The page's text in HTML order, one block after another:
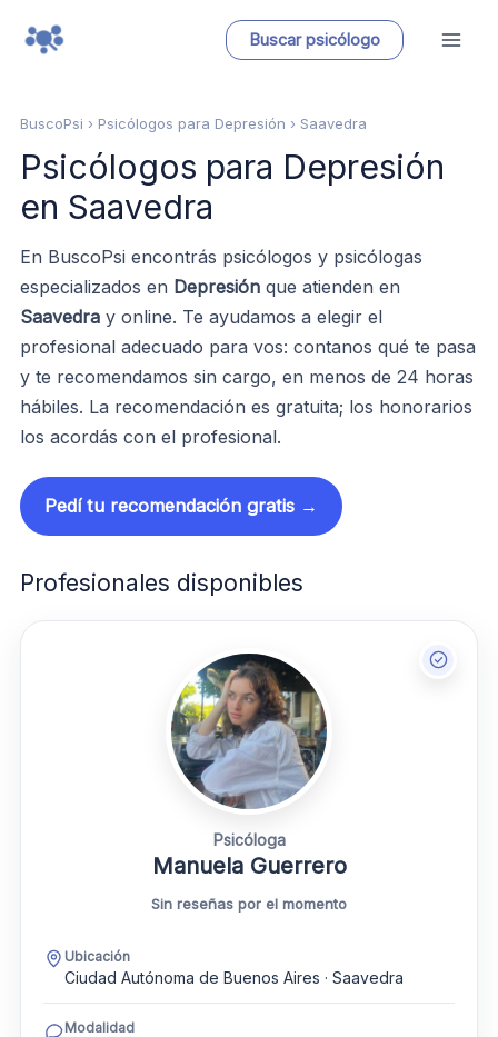
Buscar psicólogo
BuscoPsi › Psicólogos para Depresión › Saavedra
Psicólogos para Depresión
en Saavedra
En BuscoPsi encontrás psicólogos y psicólogas
especializados en Depresión que atienden en
Saavedra y online. Te ayudamos a elegir el
profesional adecuado para vos: contanos qué te pasa
y te recomendamos sin cargo, en menos de 24 horas
hábiles. La recomendación es gratuita; los honorarios
los acordás con el profesional.
Pedí tu recomendación gratis →
Profesionales disponibles
Psicóloga
Manuela Guerrero
Sin reseñas por el momento
Ubicación
Ciudad Autónoma de Buenos Aires · Saavedra
Modalidad